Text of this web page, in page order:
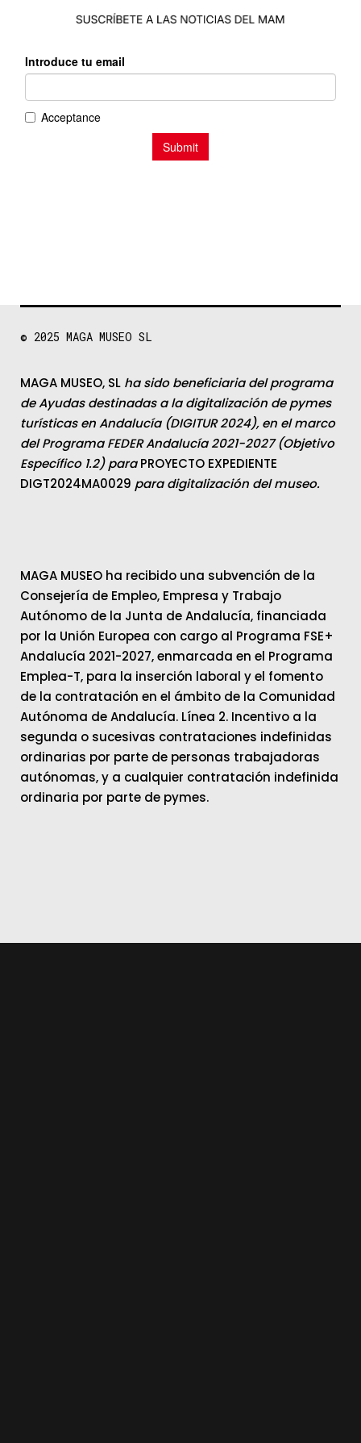
© 2025 MAGA MUSEO SL
MAGA MUSEO, SL ha sido beneficiaria del programa
de Ayudas destinadas a la digitalización de pymes
turísticas en Andalucía (DIGITUR 2024), en el marco
del Programa FEDER Andalucía 2021-2027 (Objetivo
Específico 1.2) paraPROYECTO EXPEDIENTE
DIGT2024MA0029 para digitalización del museo.
MAGA MUSEO ha recibido una subvención de la
Consejería de Empleo, Empresa y Trabajo
Autónomo de la Junta de Andalucía, financiada
por la Unión Europea con cargo al Programa FSE+
Andalucía 2021-2027, enmarcada en el Programa
Emplea-T, para la inserción laboral y el fomento
de la contratación en el ámbito de la Comunidad
Autónoma de Andalucía. Línea 2. Incentivo a la
segunda o sucesivas contrataciones indefinidas
ordinarias por parte de personas trabajadoras
autónomas, y a cualquier contratación indefinida
ordinaria por parte de pymes.